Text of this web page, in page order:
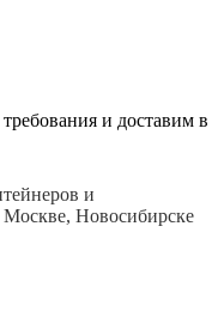
и доставим в
и
Москве, Новосибирске